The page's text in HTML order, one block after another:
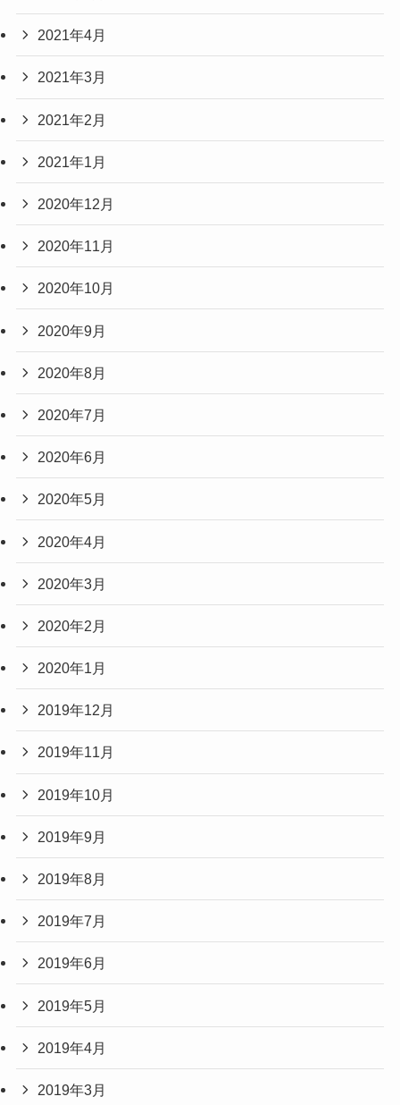
2021年4月
2021年3月
2021年2月
2021年1月
2020年12月
2020年11月
2020年10月
2020年9月
2020年8月
2020年7月
2020年6月
2020年5月
2020年4月
2020年3月
2020年2月
2020年1月
2019年12月
2019年11月
2019年10月
2019年9月
2019年8月
2019年7月
2019年6月
2019年5月
2019年4月
2019年3月